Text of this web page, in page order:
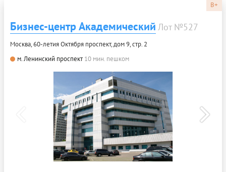
B+
Бизнес-центр Академический Лот №527
Москва, 60-летия Октября проспект, дом 9, стр. 2
м. Ленинский проспект 10 мин. пешком